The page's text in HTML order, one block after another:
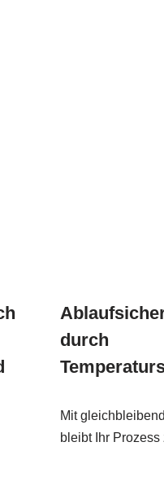
durch
Mit
bleibt Ihr